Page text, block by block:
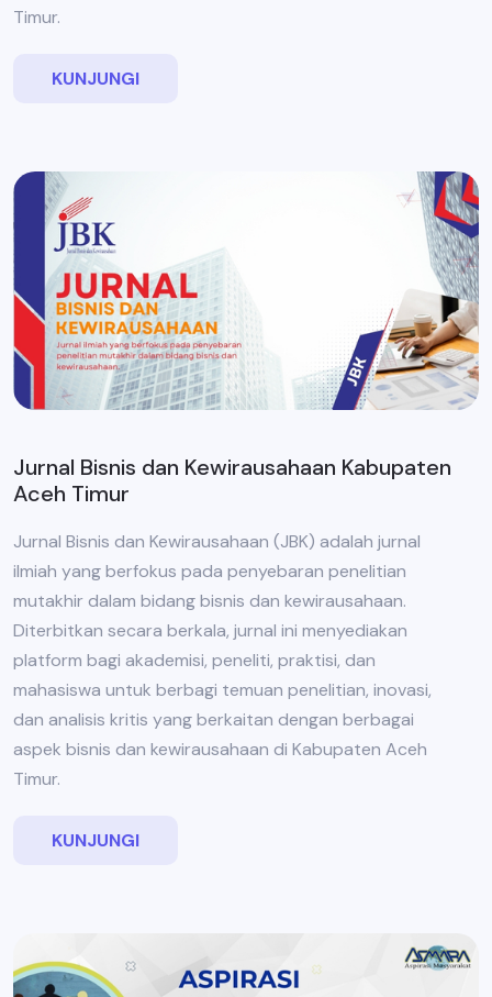
Timur.
KUNJUNGI
Jurnal Bisnis dan Kewirausahaan Kabupaten
Aceh Timur
Jurnal Bisnis dan Kewirausahaan (JBK) adalah jurnal
ilmiah yang berfokus pada penyebaran penelitian
mutakhir dalam bidang bisnis dan kewirausahaan.
Diterbitkan secara berkala, jurnal ini menyediakan
platform bagi akademisi, peneliti, praktisi, dan
mahasiswa untuk berbagi temuan penelitian, inovasi,
dan analisis kritis yang berkaitan dengan berbagai
aspek bisnis dan kewirausahaan di Kabupaten Aceh
Timur.
KUNJUNGI